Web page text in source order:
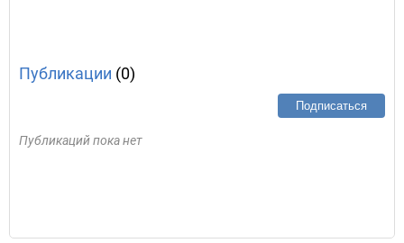
Публикации (0)
Подписаться
Публикаций пока нет